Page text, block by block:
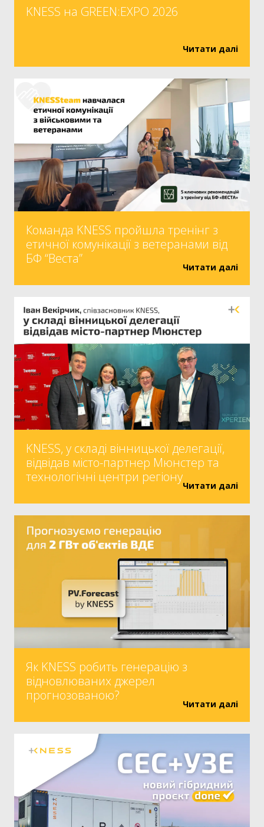
KNESS на GREEN:EXPO 2026
Читати далі
Команда KNESS пройшла тренінг з
етичної комунікації з ветеранами від
БФ “Веста”
Читати далі
KNESS, у складі вінницької делегації,
відвідав місто-партнер Мюнстер та
технологічні центри регіону
Читати далі
Як KNESS робить генерацію з
відновлюваних джерел
прогнозованою?
Читати далі